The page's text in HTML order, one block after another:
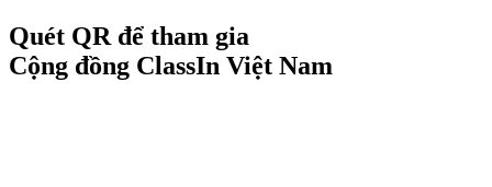
Quét QR để tham gia
Cộng đồng ClassIn Việt Nam